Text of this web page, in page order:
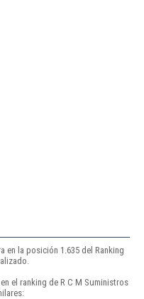
en la posición 1.635 del Ranking
el ranking de R C M Suministros